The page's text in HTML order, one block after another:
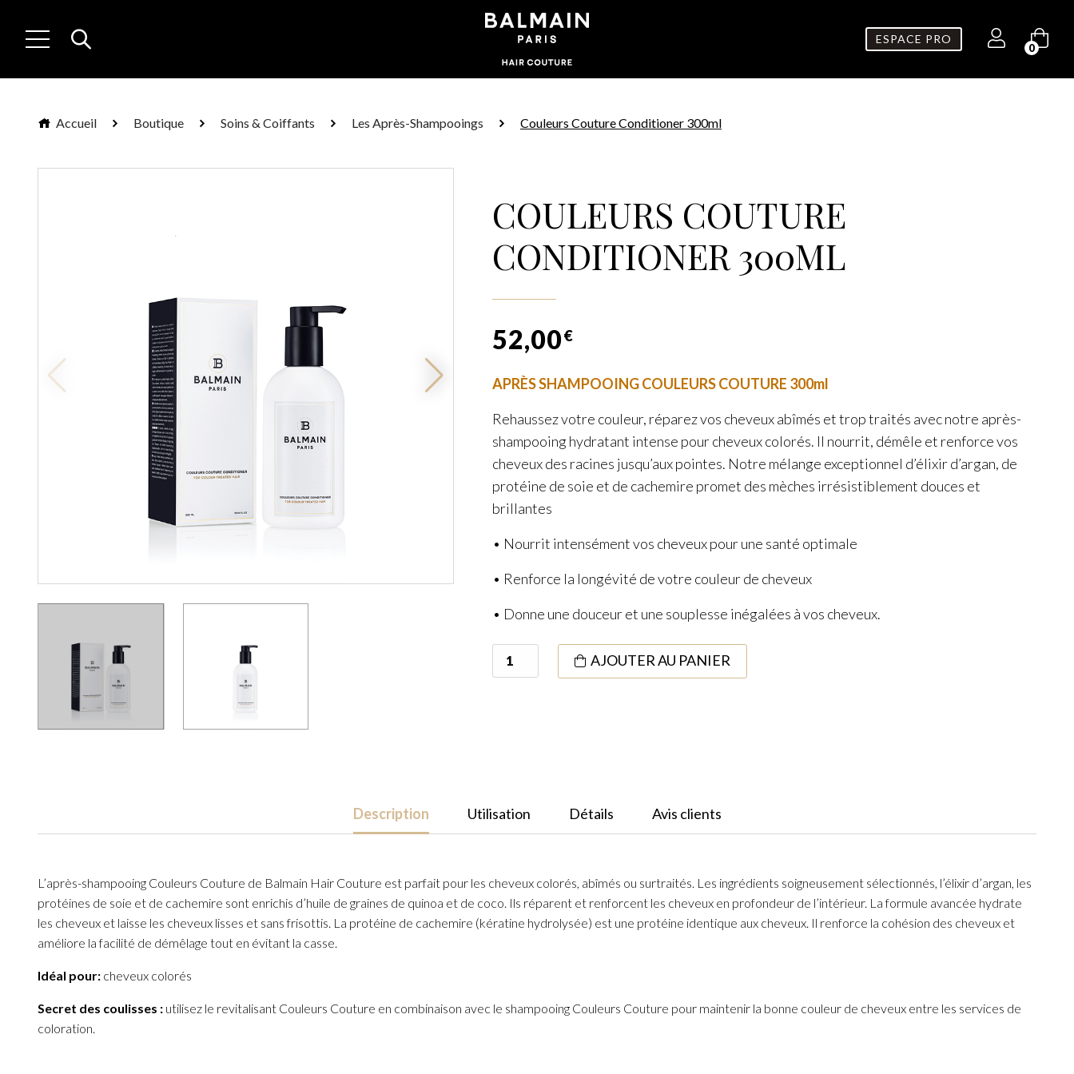
ESPACE PRO
0
Accueil Boutique Soins & Coiffants Les Après-Shampooings Couleurs Couture Conditioner 300ml
COULEURS COUTURE
CONDITIONER 300ML
52,00€
APRÈS SHAMPOOING COULEURS COUTURE 300ml
Rehaussez votre couleur, réparez vos cheveux abîmés et trop traités avec notre après-
shampooing hydratant intense pour cheveux colorés. Il nourrit, démêle et renforce vos
cheveux des racines jusqu’aux pointes. Notre mélange exceptionnel d’élixir d’argan, de
protéine de soie et de cachemire promet des mèches irrésistiblement douces et
brillantes
• Nourrit intensément vos cheveux pour une santé optimale
• Renforce la longévité de votre couleur de cheveux
• Donne une douceur et une souplesse inégalées à vos cheveux.
quantité
de
AJOUTER AU PANIER
Description Utilisation Détails Avis clients
L’après-shampooing Couleurs Couture de Balmain Hair Couture est parfait pour les cheveux colorés, abîmés ou surtraités. Les ingrédients soigneusement sélectionnés, l’élixir d’argan, les
protéines de soie et de cachemire sont enrichis d’huile de graines de quinoa et de coco. Ils réparent et renforcent les cheveux en profondeur de l’intérieur. La formule avancée hydrate
les cheveux et laisse les cheveux lisses et sans frisottis. La protéine de cachemire (kératine hydrolysée) est une protéine identique aux cheveux. Il renforce la cohésion des cheveux et
améliore la facilité de démêlage tout en évitant la casse.
Idéal pour: cheveux colorés
Secret des coulisses : utilisez le revitalisant Couleurs Couture en combinaison avec le shampooing Couleurs Couture pour maintenir la bonne couleur de cheveux entre les services de
coloration.